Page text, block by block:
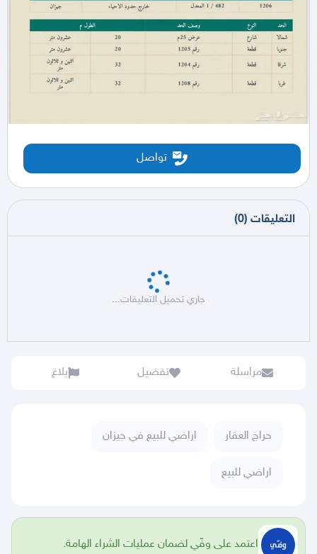
تواصل
التعليقات (
0
)
جاري تحميل التعليقات...
مراسلة تفضيل بلاغ
حراج العقار اراضي للبيع في جيزان
اراضي للبيع
اعتمد على وفّي لضمان عمليات الشراء الهامة.